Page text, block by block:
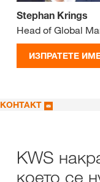
Stephan Krings
Head of Global
ИЗПРАТЕТЕ
КОНТАКТ
KWS
което се